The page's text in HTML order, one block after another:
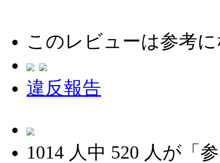
このレビューは参考
違反報告
1014 人中 520 人が「